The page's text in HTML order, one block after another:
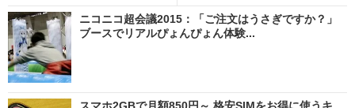
ニコニコ超会議2015：「ご注文はうさぎですか？」
ブースでリアルぴょんぴょん体験...